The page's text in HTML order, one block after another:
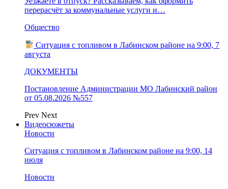
перерасчёт за коммунальные услуги и…
Общество
Ситуация с топливом в Лабинском районе на 9:00, 7
августа
ДОКУМЕНТЫ
Постановление Администрации МО Лабинский район
от 05.08.2026 №557
Prev Next
Видеосюжеты
Новости
Ситуация с топливом в Лабинском районе на 9:00, 14
июля
Новости